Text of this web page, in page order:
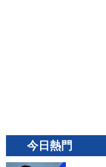
今日熱門